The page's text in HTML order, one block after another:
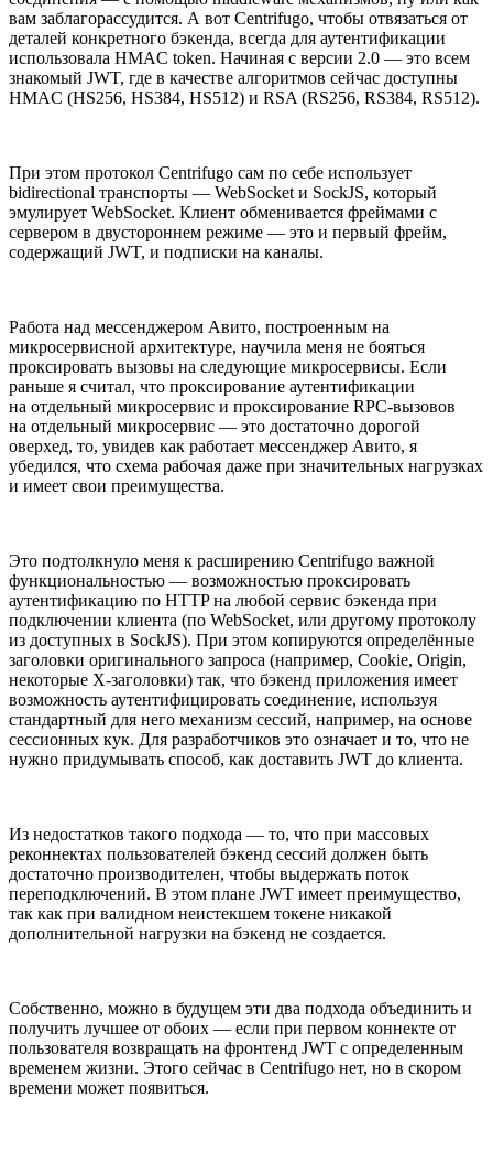
вам заблагорассудится. А вот Centrifugo, чтобы отвязаться от
деталей конкретного бэкенда, всегда для аутентификации
использовала HMAC token. Начиная с версии 2.0 — это всем
знакомый JWT, где в качестве алгоритмов сейчас доступны
HMAC (HS256, HS384, HS512) и RSA (RS256, RS384, RS512).
При этом протокол Centrifugo сам по себе использует
bidirectional транспорты — WebSocket и SockJS, который
эмулирует WebSocket. Клиент обменивается фреймами с
сервером в двустороннем режиме — это и первый фрейм,
содержащий JWT, и подписки на каналы.
Работа над мессенджером Авито, построенным на
микросервисной архитектуре, научила меня не бояться
проксировать вызовы на следующие микросервисы. Если
раньше я считал, что проксирование аутентификации
на отдельный микросервис и проксирование RPC-вызовов
на отдельный микросервис — это достаточно дорогой
оверхед, то, увидев как работает мессенджер Авито, я
убедился, что схема рабочая даже при значительных нагрузках
и имеет свои преимущества.
Это подтолкнуло меня к расширению Centrifugo важной
функциональностью — возможностью проксировать
аутентификацию по HTTP на любой сервис бэкенда при
подключении клиента (по WebSocket, или другому протоколу
из доступных в SockJS). При этом копируются определённые
заголовки оригинального запроса (например, Cookie, Origin,
некоторые X-заголовки) так, что бэкенд приложения имеет
возможность аутентифицировать соединение, используя
стандартный для него механизм сессий, например, на основе
сессионных кук. Для разработчиков это означает и то, что не
нужно придумывать способ, как доставить JWT до клиента.
Из недостатков такого подхода — то, что при массовых
реконнектах пользователей бэкенд сессий должен быть
достаточно производителен, чтобы выдержать поток
переподключений. В этом плане JWT имеет преимущество,
так как при валидном неистекшем токене никакой
дополнительной нагрузки на бэкенд не создается.
Собственно, можно в будущем эти два подхода объединить и
получить лучшее от обоих — если при первом коннекте от
пользователя возвращать на фронтенд JWT с определенным
временем жизни. Этого сейчас в Centrifugo нет, но в скором
времени может появиться.